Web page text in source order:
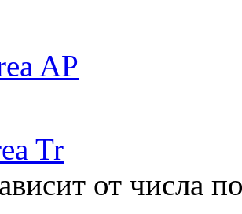
AP
Tr
от числа